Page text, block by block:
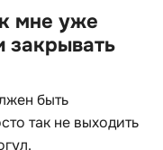
мне уже
закрывать
быть
так не выходить